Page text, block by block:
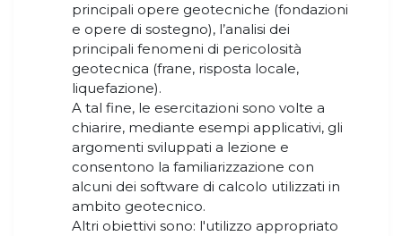
principali opere geotecniche (fondazioni
e opere di sostegno), l’analisi dei
principali fenomeni di pericolosità
geotecnica (frane, risposta locale,
liquefazione).
A tal fine, le esercitazioni sono volte a
chiarire, mediante esempi applicativi, gli
argomenti sviluppati a lezione e
consentono la familiarizzazione con
alcuni dei software di calcolo utilizzati in
ambito geotecnico.
Altri obiettivi sono: l'utilizzo appropriato